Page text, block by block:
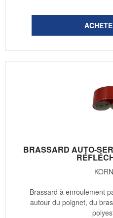
BRASSARD AUTO-
Brassard à enroulement
autour du poignet, du